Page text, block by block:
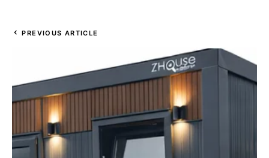
PREVIOUS ARTICLE